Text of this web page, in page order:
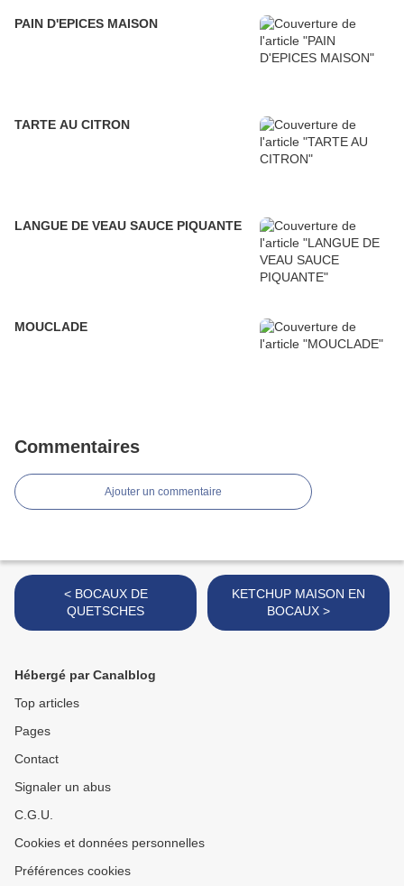
PAIN D'EPICES MAISON
TARTE AU CITRON
LANGUE DE VEAU SAUCE PIQUANTE
MOUCLADE
Commentaires
Ajouter un commentaire
< BOCAUX DE
QUETSCHES
KETCHUP MAISON EN
BOCAUX >
Hébergé par Canalblog
Top articles
Pages
Contact
Signaler un abus
C.G.U.
Cookies et données personnelles
Préférences cookies